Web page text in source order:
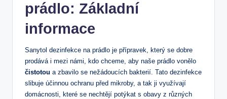
prádlo: Základní
informace
Sanytol dezinfekce na prádlo je přípravek, který se dobre
prodává i mezi námi, kdo chceme, aby naše prádlo vonělo
čistotou a zbavilo se nežádoucích bakterií. Tato dezinfekce
slibuje účinnou ochranu před mikroby, a tak ji využívají
domácnosti, které se nechtějí potýkat s obavy z různých